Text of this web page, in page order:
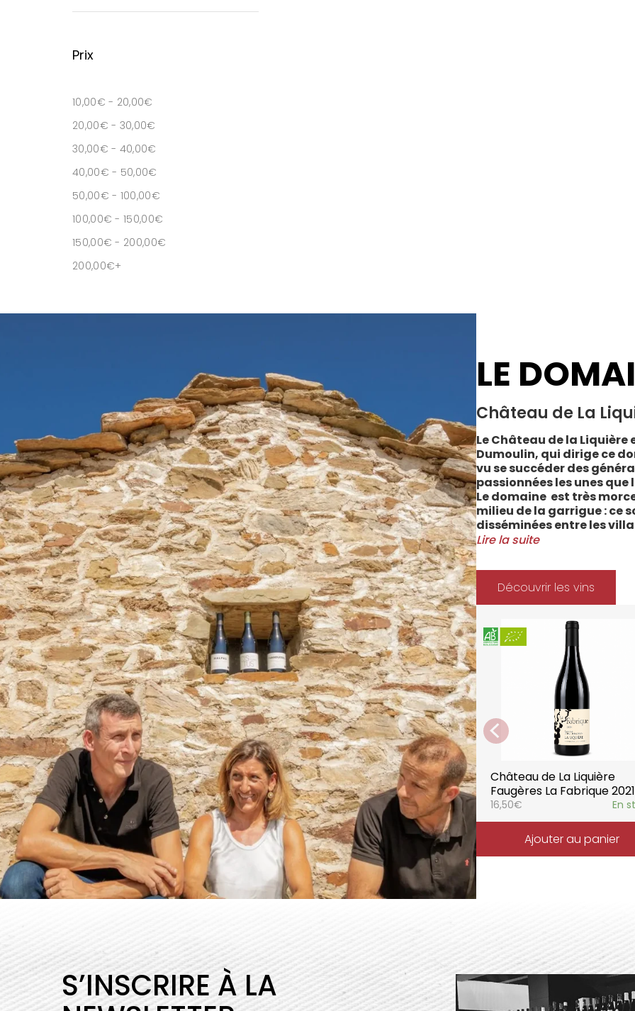
Prix
10,00€ - 20,00€
20,00€ - 30,00€
30,00€ - 40,00€
40,00€ - 50,00€
50,00€ - 100,00€
100,00€ -150,00€
150,00€ - 200,00€
200,00€+
LE
Château de La
Le Château de la
Dumoulin, qui dirige ce
vu se succéder des
passionnées les unes que
Le domaine est très
milieu de la garrigue : ce
disséminées entre les
Cabrerolles et Faugères,
Méditerranée.
Le vignoble du Château
depuis 2008 et 2012
Les soins apportés y sont
l’environnement et de la
soignées et strictement
La gamme des vins du
style de consommation,
parfaitement la pureté
Lire la suite
Découvrir les vins
Château de La Liquière
Faugères La Fabrique 2021
16,50€ En
Ajouter au panier
S’INSCRIRE À LA